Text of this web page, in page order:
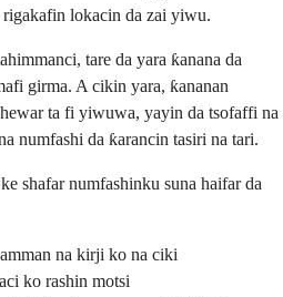
lokacin da zai yiwu.
tare da yara ƙanana da
girma. A cikin yara, ƙananan
ta fi yiwuwa, yayin da tsofaffi na
numfashi da ƙarancin tasiri na tari.
shafar numfashinku suna haifar da
na kirji ko na ciki
ko rashin motsi